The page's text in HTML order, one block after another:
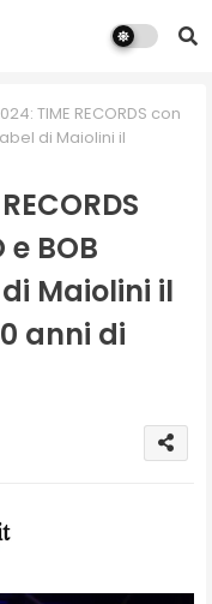
TIME RECORDS con
label di Maiolini il
e BOB
di Maiolini il
anni di